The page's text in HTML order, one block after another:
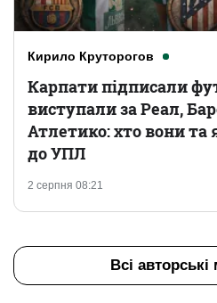
Кирило Круторогов
2 серпня 08:21
Карпати підписали
виступали за Реал,
Атлетико: хто вони та
до УПЛ
Всі авторські